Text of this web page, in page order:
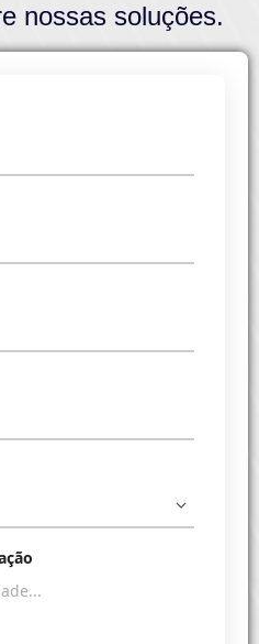
nossas soluções.